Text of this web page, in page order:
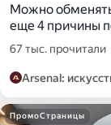
Можно
еще 4 причины
67 тыс. прочитали
Arsenal:
ПромоСтраницы